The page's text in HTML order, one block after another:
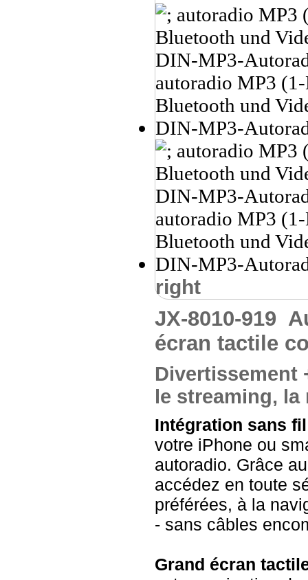
right
JX-8010-919
écran tactile
Divertissement
le streaming,
Intégration sans
votre iPhone ou
autoradio. Grâce
accédez en toute
préférées, à la
- sans câbles
Grand écran